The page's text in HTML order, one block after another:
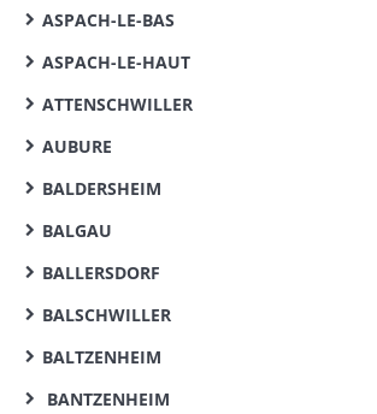
ASPACH-LE-BAS
ASPACH-LE-HAUT
ATTENSCHWILLER
AUBURE
BALDERSHEIM
BALGAU
BALLERSDORF
BALSCHWILLER
BALTZENHEIM
BANTZENHEIM